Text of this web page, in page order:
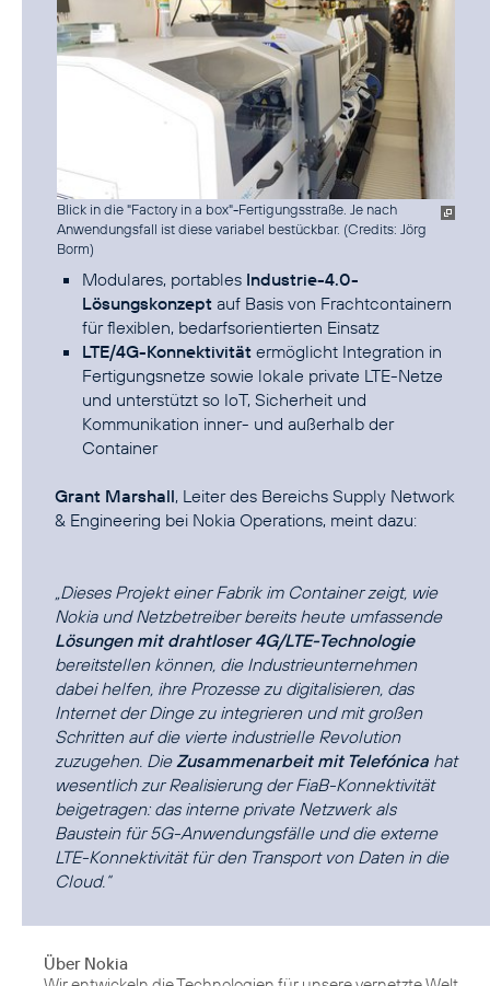
Blick in die "Factory in a box"-Fertigungsstraße. Je nach
Anwendungsfall ist diese variabel bestückbar. (Credits: Jörg
Borm)
Modulares, portables Industrie-4.0-
Lösungskonzept auf Basis von Frachtcontainern
für flexiblen, bedarfsorientierten Einsatz
LTE/4G-Konnektivität ermöglicht Integration in
Fertigungsnetze sowie lokale private LTE-Netze
und unterstützt so IoT, Sicherheit und
Kommunikation inner- und außerhalb der
Container
Grant Marshall, Leiter des Bereichs Supply Network
& Engineering bei Nokia Operations, meint dazu:
„Dieses Projekt einer Fabrik im Container zeigt, wie
Nokia und Netzbetreiber bereits heute umfassende
Lösungen mit drahtloser 4G/LTE-Technologie
bereitstellen können, die Industrieunternehmen
dabei helfen, ihre Prozesse zu digitalisieren, das
Internet der Dinge zu integrieren und mit großen
Schritten auf die vierte industrielle Revolution
zuzugehen. DieZusammenarbeit mit Telefónica hat
wesentlich zur Realisierung der FiaB-Konnektivität
beigetragen: das interne private Netzwerk als
Baustein für 5G-Anwendungsfälle und die externe
LTE-Konnektivität für den Transport von Daten in die
Cloud.“
Über Nokia